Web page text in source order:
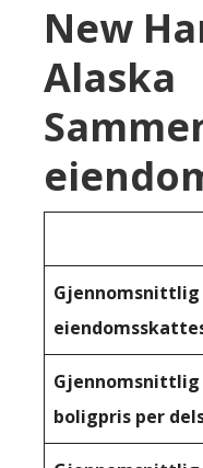
New
Alaska
Gjennomsnittlig
Gjennomsnittlig
boligpris per